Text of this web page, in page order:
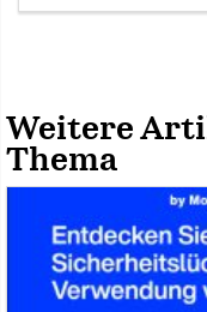
Weitere
Thema